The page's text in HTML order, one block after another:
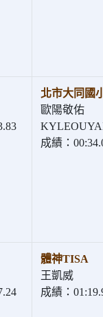
北市大同國
歐陽敬佑
成績：
體神TISA
王凱威
成績：